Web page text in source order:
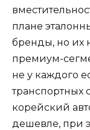
плане
бренды, но их
премиум-
не у каждого
транспортных
корейский
дешевле, при